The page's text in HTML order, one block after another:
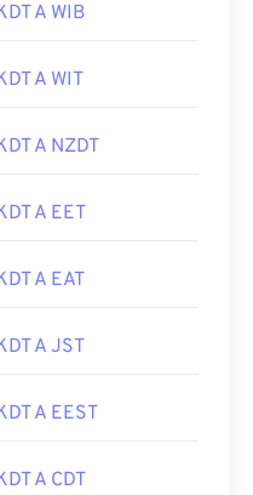
A WIB
A WIT
A NZDT
A EET
A EAT
A JST
A EEST
A CDT